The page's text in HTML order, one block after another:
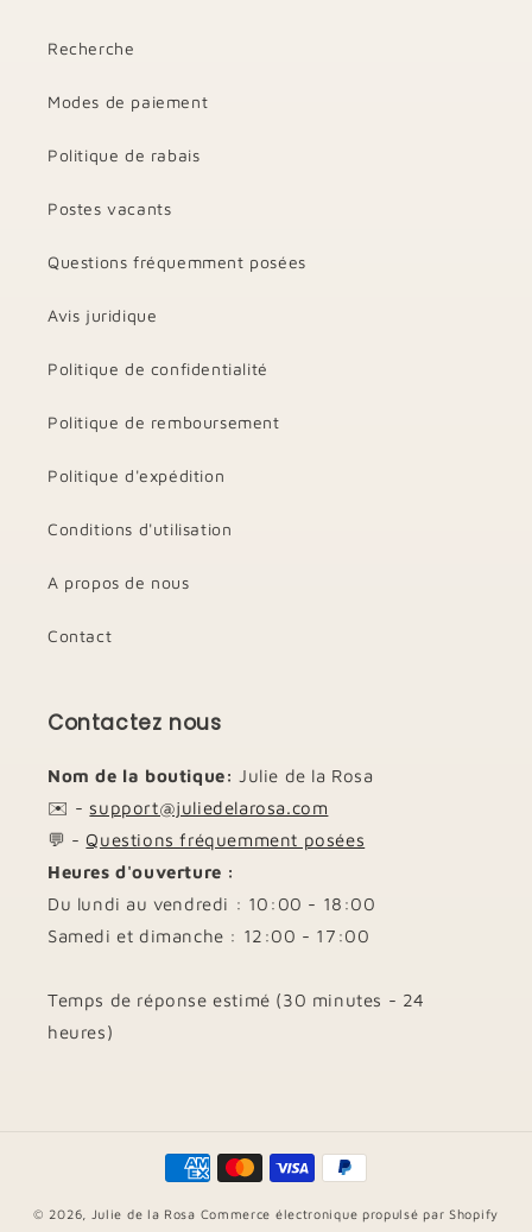
Recherche
Modes de paiement
Politique de rabais
Postes vacants
Questions fréquemment posées
Avis juridique
Politique de confidentialité
Politique de remboursement
Politique d'expédition
Conditions d'utilisation
A propos de nous
Contact
Contactez nous
Nom de la boutique: Julie de la Rosa
✉️ - support@juliedelarosa.com
💬 - Questions fréquemment posées
Heures d'ouverture :
Du lundi au vendredi : 10:00 - 18:00
Samedi et dimanche : 12:00 - 17:00
Temps de réponse estimé (30 minutes - 24
heures)
© 2026, Julie de la Rosa Commerce électronique propulsé par Shopify